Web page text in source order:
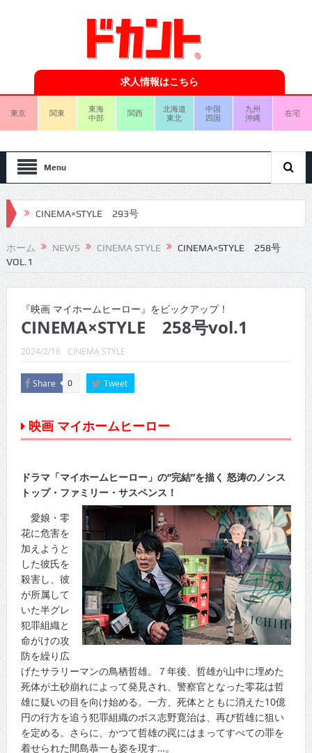
求人情報はこちら
東京 関東
東海
中部
関西
北海道
東北
中国
四国
九州
沖縄
在宅
Menu
CINEMA×STYLE 293号
CINEMA×STYLE 292号
CINEMA×STYLE 291号
CINEMA×STYLE 289号
CINEMA×STYLE 288号
CINEMA×STYLE 287号
CINEMA×STYLE 285号
ホーム NEWS CINEMA STYLE
CINEMA×STYLE 258号
VOL.1
『映画 マイホームヒーロー』をピックアップ！
CINEMA×STYLE 258号vol.1
2024/2/16 CINEMA STYLE
Share 0 Tweet
映画 マイホームヒーロー
ドラマ「マイホームヒーロー」の“完結”を描く 怒涛のノンス
トップ・ファミリー・サスペンス！
愛娘・零
花に危害を
加えようと
した彼氏を
殺害し、彼
が所属して
いた半グレ
犯罪組織と
命がけの攻
防を繰り広
げたサラリーマンの鳥栖哲雄。７年後、哲雄が山中に埋めた
死体が土砂崩れによって発見され、警察官となった零花は哲
雄に疑いの目を向け始める。一方、死体とともに消えた10億
円の行方を追う犯罪組織のボス志野寛治は、再び哲雄に狙い
を定める。さらに、かつて哲雄の罠にはまってすべての罪を
着せられた間島恭一も姿を現す…。